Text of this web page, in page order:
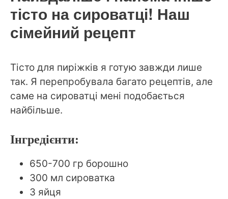
тісто на сироватці! Наш
сімейний рецепт
Тісто для пиріжків я готую завжди лише
так. Я перепробувала багато рецептів, але
саме на сироватці мені подобається
найбільше.
Інгредієнти:
650-700 гр борошно
300 мл сироватка
3 яйця